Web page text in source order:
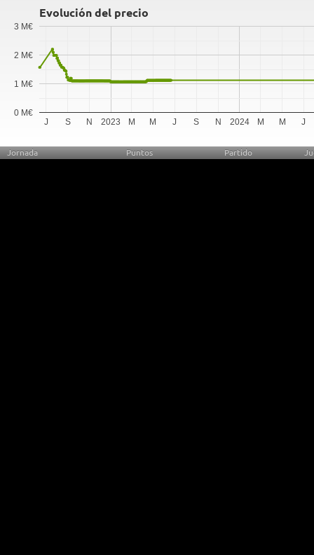
Evolución del precio
2023 2024
J S N M M J S N M M J
0 M€
1 M€
2 M€
3 M€
Jornada Puntos Partido